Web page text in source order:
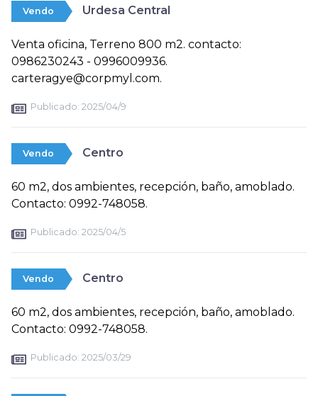
Vendo Urdesa Central
Venta oficina, Terreno 800 m2. contacto:
0986230243 - 0996009936.
carteragye@corpmyl.com.
Publicado: 2025/04/9
Vendo Centro
60 m2, dos ambientes, recepción, baño, amoblado.
Contacto: 0992-748058.
Publicado: 2025/04/5
Vendo Centro
60 m2, dos ambientes, recepción, baño, amoblado.
Contacto: 0992-748058.
Publicado: 2025/03/29